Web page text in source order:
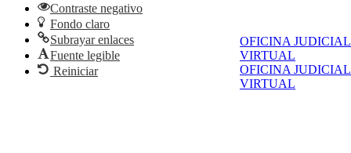
OFICINA JUDICIAL
VIRTUAL
OFICINA JUDICIAL
VIRTUAL
Contraste negativo
Fondo claro
Subrayar enlaces
Fuente legible
Reiniciar